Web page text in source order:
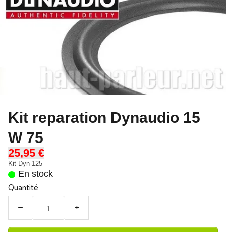
Kit reparation Dynaudio 15
W 75
25,95 €
Kit-Dyn-125
En stock
Quantité
− +